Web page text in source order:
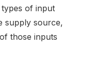
of input
supply source,
those inputs